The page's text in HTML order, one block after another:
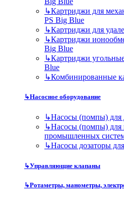
↳Картриджи для
PS Big Blue
↳Картриджи для
↳Картриджи
Big Blue
↳Картриджи
Blue
↳Комбинированные
↳Насосное оборудование
↳Насосы (помпы) для
↳Насосы (помпы) для
промышленных
↳Насосы дозаторы
↳Управляющие клапаны
↳Ротаметры, манометры,